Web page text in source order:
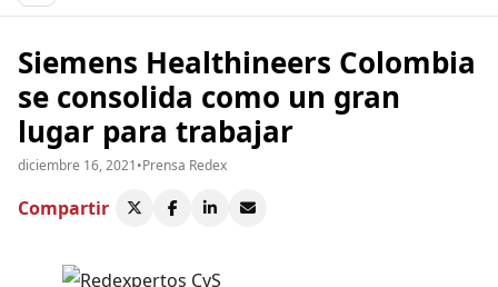
Siemens Healthineers Colombia
se consolida como un gran
lugar para trabajar
diciembre 16, 2021•Prensa Redex
Compartir